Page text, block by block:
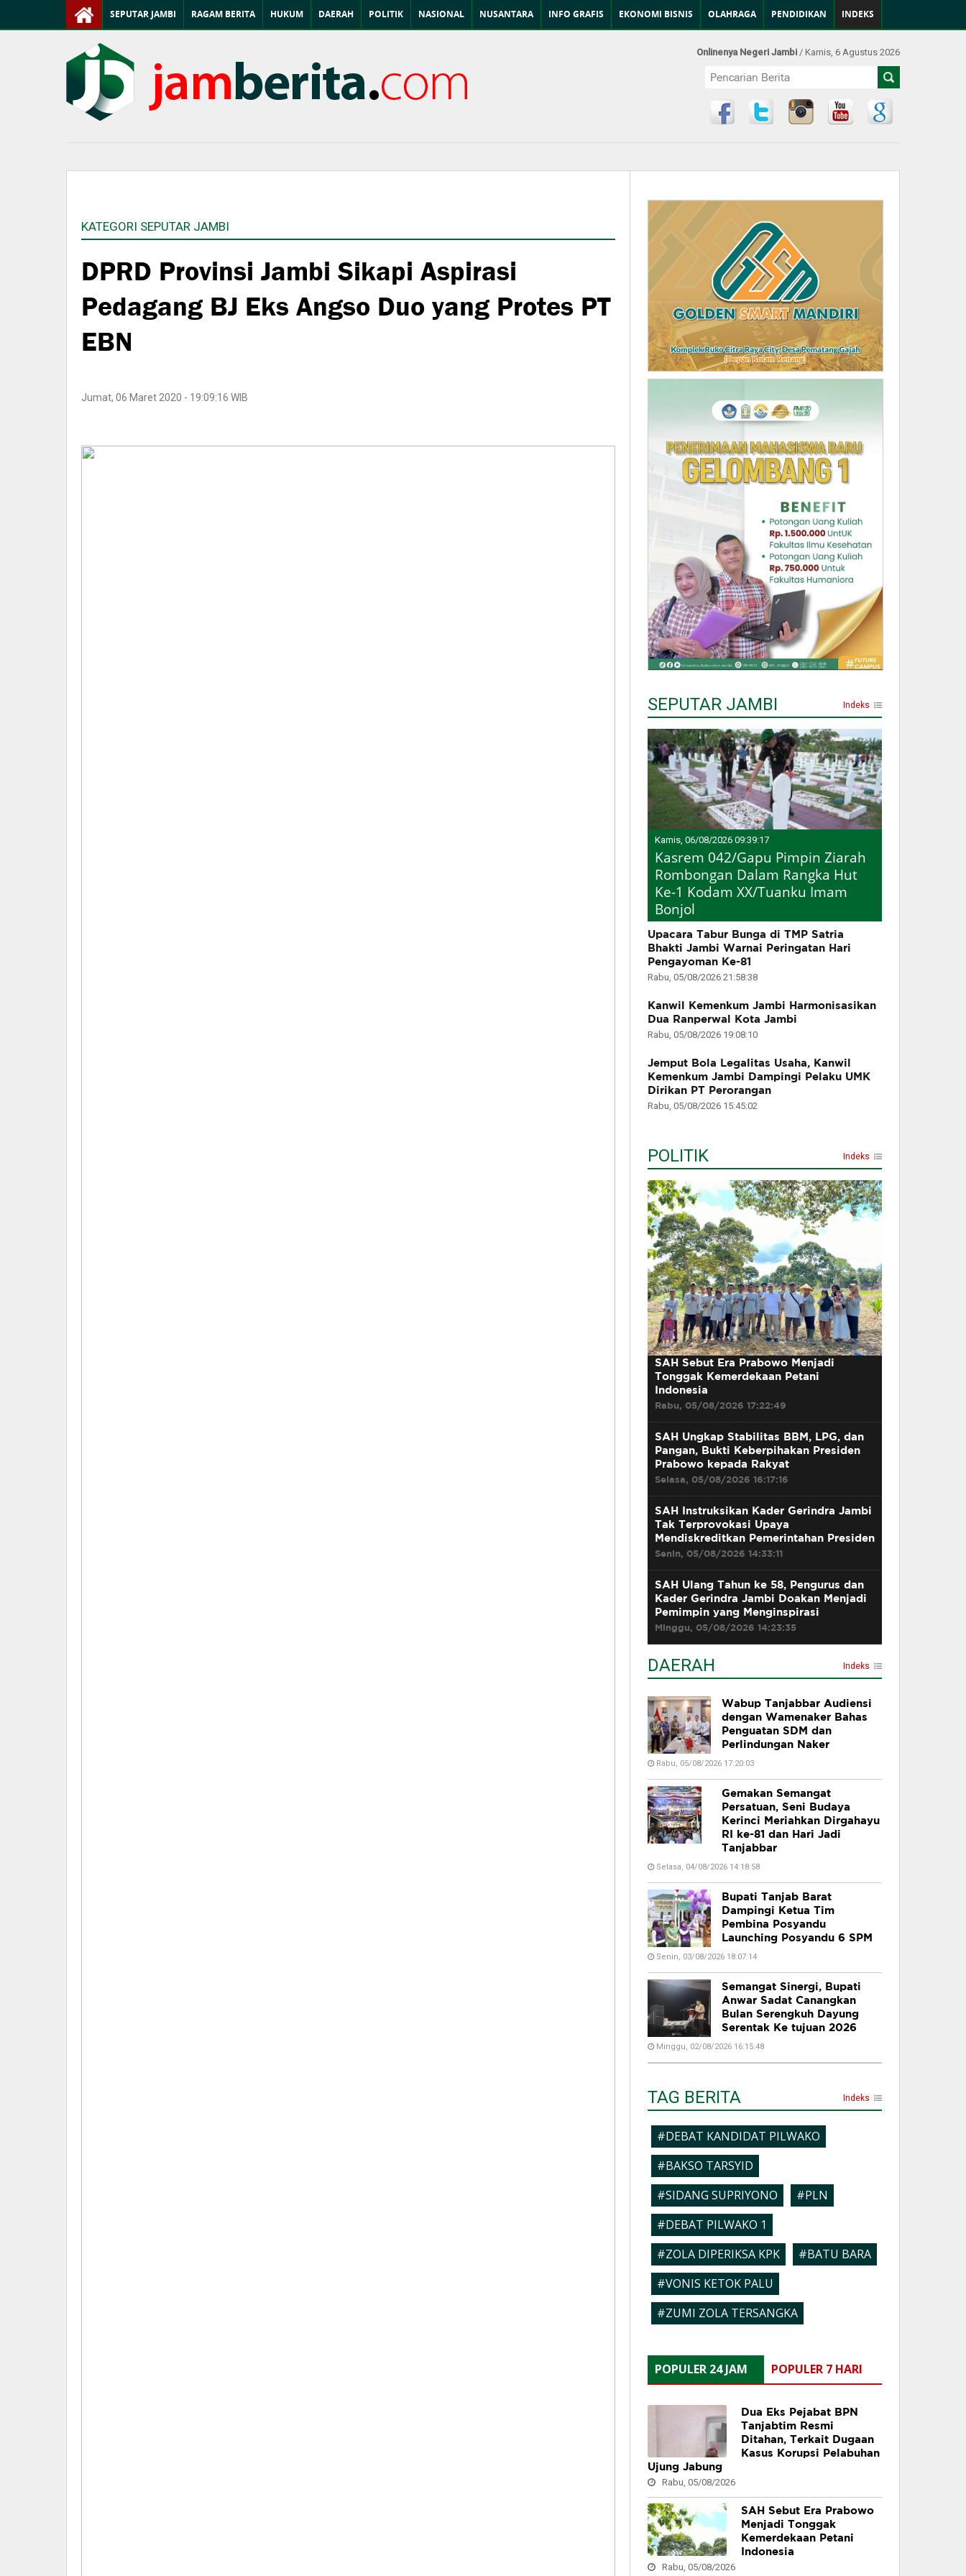
SEPUTAR JAMBI RAGAM BERITA HUKUM DAERAH POLITIK NASIONAL NUSANTARA INFO GRAFIS EKONOMI BISNIS OLAHRAGA PENDIDIKAN INDEKS
Onlinenya Negeri Jambi / Kamis, 6 Agustus 2026
KATEGORI SEPUTAR JAMBI
DPRD Provinsi Jambi Sikapi Aspirasi
Pedagang BJ Eks Angso Duo yang Protes PT
EBN
Jumat, 06 Maret 2020 - 19:09:16 WIB
SEPUTAR JAMBI Indeks
Kamis, 06/08/2026 09:39:17
Kasrem 042/Gapu Pimpin Ziarah
Rombongan Dalam Rangka Hut
Ke-1 Kodam XX/Tuanku Imam
Bonjol
Upacara Tabur Bunga di TMP Satria
Bhakti Jambi Warnai Peringatan Hari
Pengayoman Ke-81
Rabu, 05/08/2026 21:58:38
Kanwil Kemenkum Jambi Harmonisasikan
Dua Ranperwal Kota Jambi
Rabu, 05/08/2026 19:08:10
Jemput Bola Legalitas Usaha, Kanwil
Kemenkum Jambi Dampingi Pelaku UMK
Dirikan PT Perorangan
Rabu, 05/08/2026 15:45:02
POLITIK Indeks
SAH Sebut Era Prabowo Menjadi
Tonggak Kemerdekaan Petani
Indonesia
Rabu, 05/08/2026 17:22:49
SAH Ungkap Stabilitas BBM, LPG, dan
Pangan, Bukti Keberpihakan Presiden
Prabowo kepada Rakyat
Selasa, 05/08/2026 16:17:16
SAH Instruksikan Kader Gerindra Jambi
Tak Terprovokasi Upaya
Mendiskreditkan Pemerintahan Presiden
Senin, 05/08/2026 14:33:11
SAH Ulang Tahun ke 58, Pengurus dan
Kader Gerindra Jambi Doakan Menjadi
Pemimpin yang Menginspirasi
Minggu, 05/08/2026 14:23:35
DAERAH Indeks
Wabup Tanjabbar Audiensi
dengan Wamenaker Bahas
Penguatan SDM dan
Perlindungan Naker
Rabu, 05/08/2026 17:20:03
Gemakan Semangat
Persatuan, Seni Budaya
Kerinci Meriahkan Dirgahayu
RI ke-81 dan Hari Jadi
Tanjabbar
Selasa, 04/08/2026 14:18:58
Bupati Tanjab Barat
Dampingi Ketua Tim
Pembina Posyandu
Launching Posyandu 6 SPM
Senin, 03/08/2026 18:07:14
Semangat Sinergi, Bupati
Anwar Sadat Canangkan
Bulan Serengkuh Dayung
Serentak Ke tujuan 2026
Minggu, 02/08/2026 16:15:48
TAG BERITA Indeks
#DEBAT KANDIDAT PILWAKO
#BAKSO TARSYID
#SIDANG SUPRIYONO
#PLN
#DEBAT PILWAKO 1
#ZOLA DIPERIKSA KPK
#BATU BARA
#VONIS KETOK PALU
#ZUMI ZOLA TERSANGKA
POPULER 24 JAM POPULER 7 HARI
Dua Eks Pejabat BPN
Tanjabtim Resmi
Ditahan, Terkait Dugaan
Kasus Korupsi Pelabuhan
Ujung Jabung
Rabu, 05/08/2026
SAH Sebut Era Prabowo
Menjadi Tonggak
Kemerdekaan Petani
Indonesia
Rabu, 05/08/2026